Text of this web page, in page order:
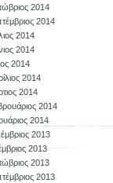
2014
2014
2014
2014
2014
2014
2014
2014
2014
2013
2013
2013
2013